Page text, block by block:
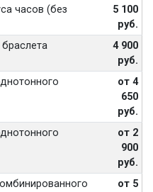
часов (без
5 100
руб.
4 900
руб.
от 4
650
руб.
от 2
900
руб.
от 5